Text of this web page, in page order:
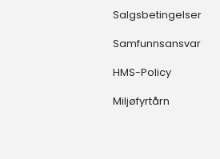
Salgsbetingelser
Samfunnsansvar
HMS-Policy
Miljøfyrtårn